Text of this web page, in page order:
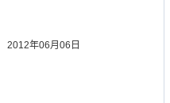
2012年06月06日